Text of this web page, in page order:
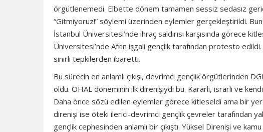
örgütlenemedi. Elbette dönem tamamen sessiz sedasız
“Gitmiyoruz!” söylemi üzerinden eylemler gerçekleştirildi.
İstanbul Üniversitesi’nde ihraç saldırısı karşısında görece
Üniversitesi’nde Afrin işgali gençlik tarafından protesto
sınırlı tepkilerden ibaretti.
Bu sürecin en anlamlı çıkışı, devrimci gençlik örgütlerinden
oldu. OHAL döneminin ilk direnişiydi bu. Kararlı, ısrarlı ve
Daha önce sözü edilen eylemler görece kitleseldi ama bir
direnişi ise öteki ilerici-devrimci gençlik çevreler tarafından
gençlik cephesinden anlamlı bir çıkıştı. Yüksel Direnişi ve